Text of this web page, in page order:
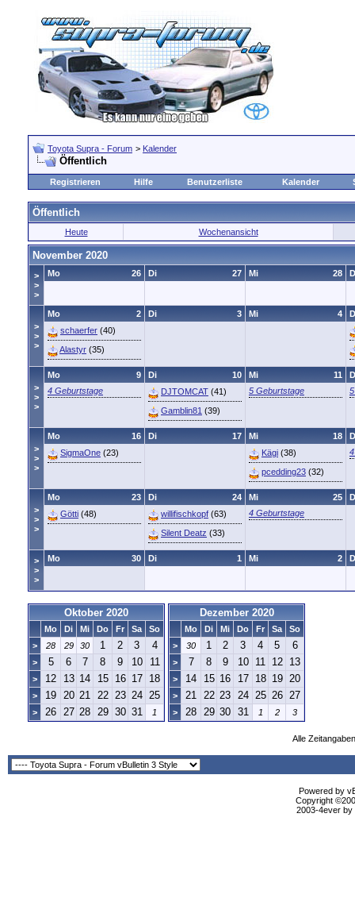
Toyota Supra - Forum > Kalender
Öffentlich
Registrieren Hilfe Benutzerliste Kalender
Öffentlich
Heute Wochenansicht
November 2020
>
>
>
26
Mo 27
Di 28
Mi
>
>
>
2
Mo
schaerfer (40)
Alastyr (35)
3
Di 4
Mi
>
>
>
9
Mo
4 Geburtstage
10
Di
DJTOMCAT (41)
Gamblin81 (39)
11
Mi
5 Geburtstage
>
>
>
16
Mo
SigmaOne (23)
17
Di 18
Mi
Kägi (38)
pcedding23 (32)
>
>
>
23
Mo
Götti (48)
24
Di
willifischkopf (63)
Silent Deatz (33)
25
Mi
4 Geburtstage
>
>
>
30
Mo 1
Di 2
Mi
Oktober 2020
Mo Di Mi Do Fr Sa
So
>
28 29 30 1 2 3 4
> 5 6 7 8 9 10 11
> 12 13 14 15 16 17 18
> 19 20 21 22 23 24 25
> 26 27 28 29 30 31 1
Dezember 2020
Mo Di Mi Do Fr Sa
So
>
30 1 2 3 4 5 6
> 7 8 9 10 11 12 13
> 14 15 16 17 18 19 20
> 21 22 23 24 25 26 27
> 28 29 30 31 1 2 3
Alle
Powered by
Copyright
2003-4ever by